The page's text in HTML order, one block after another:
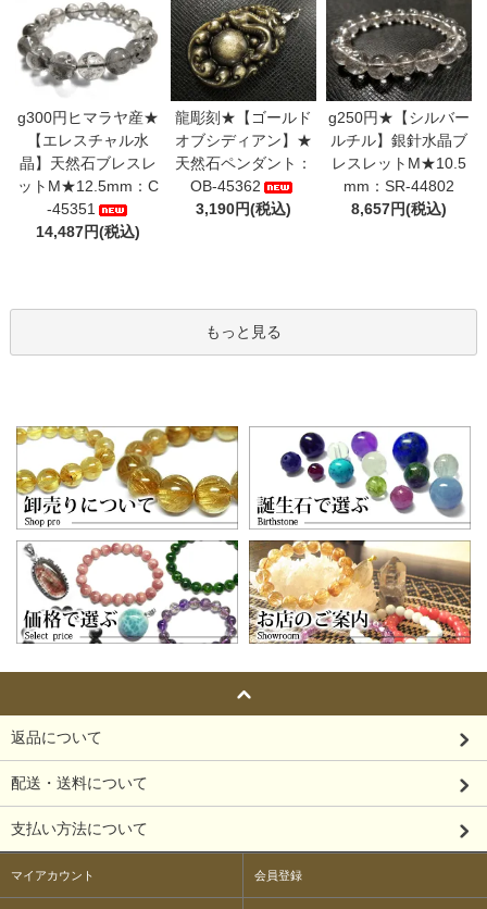
g300円ヒマラヤ産★
【エレスチャル水
晶】天然石ブレスレ
ットM★12.5mm：C
-45351
14,487円(税込)
龍彫刻★【ゴールド
オブシディアン】★
天然石ペンダント：
OB-45362
3,190円(税込)
g250円★【シルバー
ルチル】銀針水晶ブ
レスレットM★10.5
mm：SR-44802
8,657円(税込)
もっと見る
返品について
配送・送料について
支払い方法について
マイアカウント 会員登録